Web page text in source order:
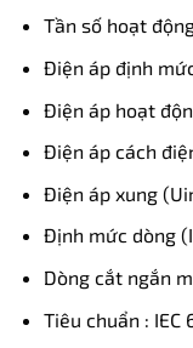
Tần số hoạt
Điện áp định
Điện áp hoạt
Điện áp cách
Điện áp xung
Định mức dòng
Dòng cắt ngắn
Tiêu chuẩn : IEC